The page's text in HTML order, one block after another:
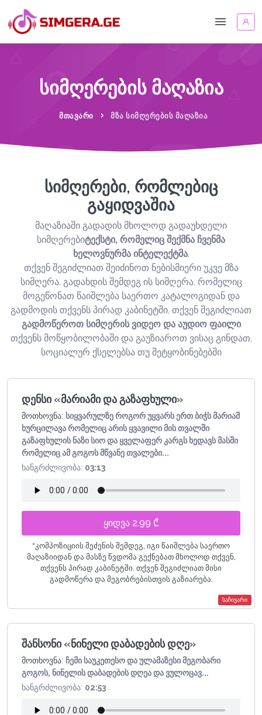
სიმღერების მაღაზია
ᲛᲗᲐᲕᲐᲠᲘ ᲛᲖᲐ ᲡᲘᲛᲦᲔᲠᲔᲑᲘᲡ ᲛᲐᲦᲐᲖᲘᲐ
სიმღერები, რომლებიც
გაყიდვაშია
მაღაზიაში გადადის მხოლოდ გადაუხდელი
სიმღერებიტექსტი, რომელიც შექმნა ჩვენმა
ხელოვნურმა ინტელექტმა.
თქვენ შეგიძლიათ შეიძინოთ ნებისმიერი უკვე მზა
სიმღერა. გადახდის შემდეგ ის სიმღერა, რომელიც
მოგეწონათ წაიშლება საერთო კატალოგიდან და
გადმოდის თქვენს პირად კაბინეტში, თქვენ შეგიძლიათ
გადმოწეროთ სიმღერის ვიდეო და აუდიო ფაილი
თქვენს მოწყობილობაში და გაუზიაროთ ვისაც გინდათ,
სოციალურ ქსელებსა თუ შეტყობინებებში
საჩივარი
დენსი «მარიამი და გაზაფხული»
მოთხოვნა: სიყვარულზე როგორ უყვარს ერთ ბიჭს მარიამ
ხურცილავა რომელიც არის ყვავილი მის თვალში
გაზაფხულის ნაზი სიო და ყველაფერ კარგს ხედავს მასში
რომელიც ამ გოგოს მწვანე თვალები...
ხანგრძლივობა: 03:13
ყიდვა 2.99 ₾
*კომპოზიციის შეძენის შემდეგ, იგი წაიშლება საერთო
მაღაზიიდან და მასზე წვდომა გექნებათ მხოლოდ თქვენ,
თქვენს პირად კაბინეტში. თქვენ შეგიძლიათ მისი
გადმოწერა და მეგობრებისთვის გაზიარება.
შანსონი «ნინელი დაბადების დღე»
მოთხოვნა: ჩემი საუკეთესო და ულამაზესი მეგობარი
გოგოს, ნინელის დაბადების დღეა და ვულოცავ...
ხანგრძლივობა: 02:53